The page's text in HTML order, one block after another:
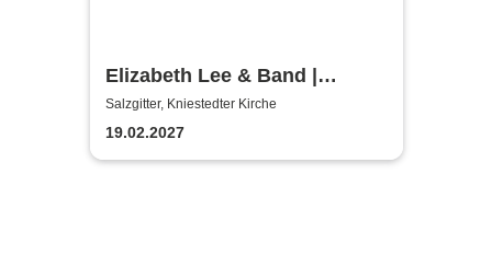
Elizabeth Lee & Band |
Kniestedter Kirche
Salzgitter, Kniestedter Kirche
19.02.2027